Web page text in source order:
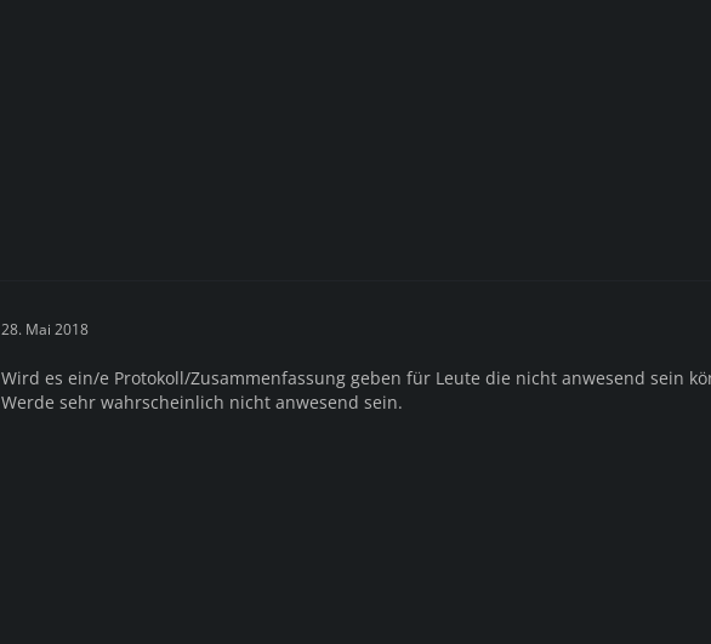
28. Mai 2018
Wird es ein/e Protokoll/Zusammenfassung geben für Leute die nicht anwesend sein
Werde sehr wahrscheinlich nicht anwesend sein.